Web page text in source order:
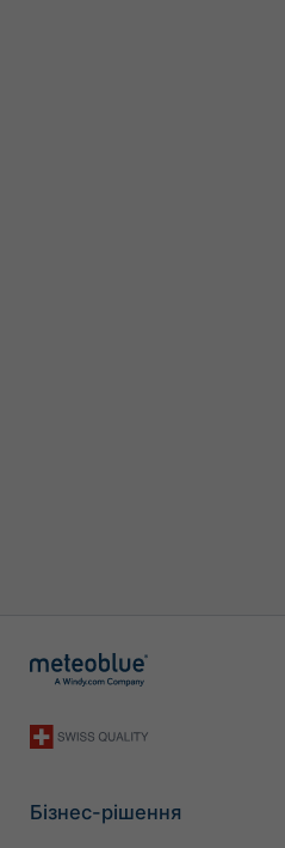
Бізнес-рішення